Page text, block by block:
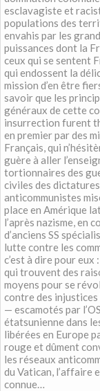
esclavagiste et
populations des
envahis par les
puissances dont la
ceux qui se sentent
qui endossent la
mission d’en être
savoir que les
généraux de cette
insurrection furent
en premier par des
Français, qui
guère à aller
tortionnaires des
civiles des dictatures
anticommunistes
place en Amérique
l’après nazisme, en
d’anciens SS
lutte contre les
c’est à dire pour eux
qui trouvent des
moyens pour se
contre des injustices
— escamotés par
étatsunienne dans
libérées en Europe
rouge et dûment
les réseaux
du Vatican, l’affaire
connue…